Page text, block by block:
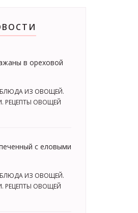
в ореховой
БЛЮДА ИЗ ОВОЩЕЙ.
РЕЦЕПТЫ ОВОЩЕЙ
с еловыми
БЛЮДА ИЗ ОВОЩЕЙ.
РЕЦЕПТЫ ОВОЩЕЙ